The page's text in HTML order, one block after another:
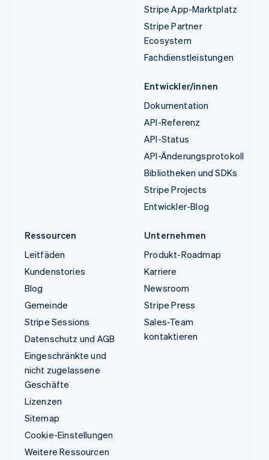
Stripe App-Marktplatz
Stripe Partner
Ecosystem
Fachdienstleistungen
Entwickler/innen
Dokumentation
API-Referenz
API-Status
API-Änderungsprotokoll
Bibliotheken und SDKs
Stripe Projects
Entwickler-Blog
Ressourcen
Leitfäden
Kundenstories
Blog
Gemeinde
Stripe Sessions
Datenschutz und AGB
Eingeschränkte und
nicht zugelassene
Geschäfte
Lizenzen
Sitemap
Cookie-Einstellungen
Weitere Ressourcen
Unternehmen
Produkt-Roadmap
Karriere
Newsroom
Stripe Press
Sales-Team
kontaktieren